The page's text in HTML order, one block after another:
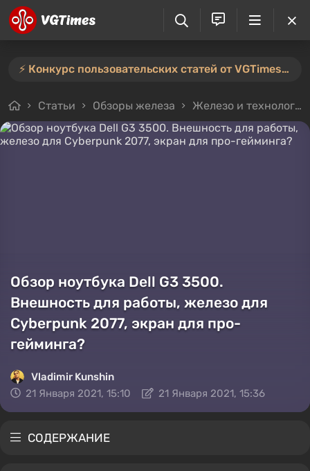
⚡️ Конкурс пользовательских статей от VGTimes продлён — участвуйте тут ⚡️
Статьи Обзоры железа Железо и технологии
Обзор ноутбука Dell G3 3500.
Внешность для работы, железо для
Cyberpunk 2077, экран для про-
гейминга?
Vladimir Kunshin
21 Января 2021, 15:10
21 Января 2021, 15:36
СОДЕРЖАНИЕ